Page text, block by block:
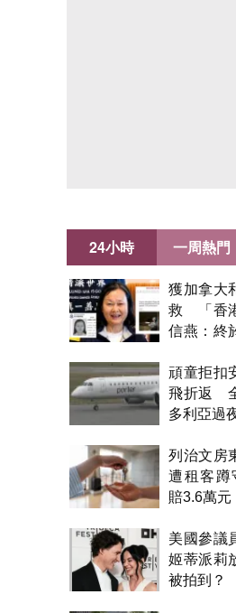
24小時
獲加拿大
救 「香
信燕：終
頑童拒扣
飛折返
多利亞過
列治文房
遭租客蹲
賠3.6萬元
美國參議
姬蒂派莉
被拍到？
一周熱門